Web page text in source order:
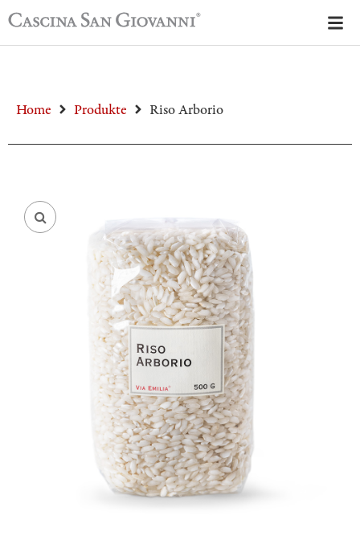
Home Produkte Riso Arborio